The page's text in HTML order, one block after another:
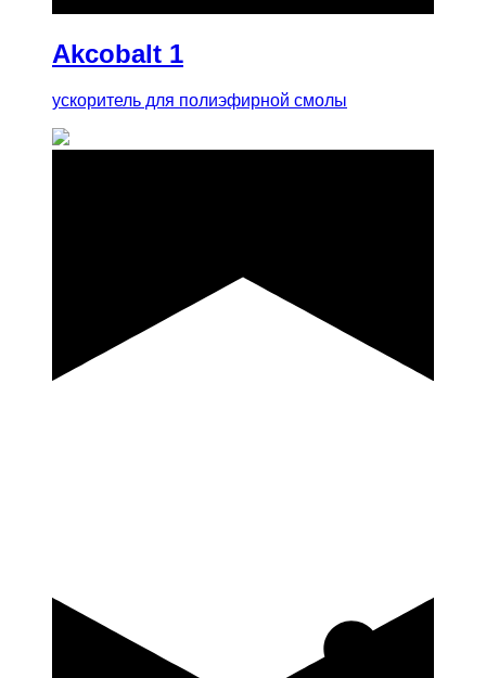
Akcobalt 1
ускоритель для полиэфирной смолы